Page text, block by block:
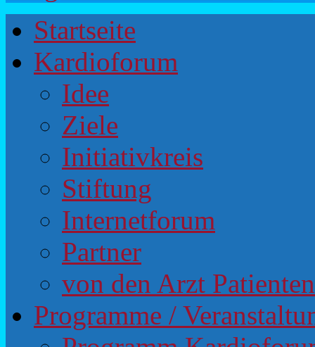
Startseite
Kardioforum
Idee
Ziele
Initiativkreis
Stiftung
Internetforum
Partner
von den Arzt
Programme /